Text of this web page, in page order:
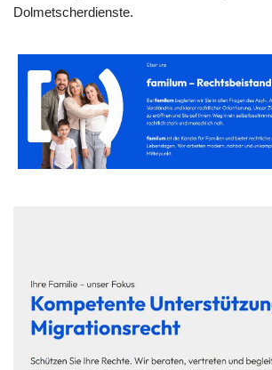
Dolmetscherdienste.